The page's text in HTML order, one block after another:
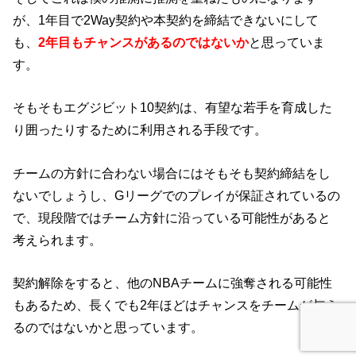
が、1年目で2Way契約や本契約を締結できないにして
も、2年目もチャンスがあるのではないかと思っていま
す。
そもそもエグジビット10契約は、有望な若手を育成した
り囲ったりするために利用される手段です。
チームの方針に合わない場合にはそもそも契約締結をし
ないでしょうし、Gリーグでのプレイが保証されているの
で、現段階ではチーム方針に沿っている可能性があると
考えられます。
契約解除をすると、他のNBAチームに強奪される可能性
もあるため、長くでも2年ほどはチャンスをチームが与え
るのではないかと思っています。